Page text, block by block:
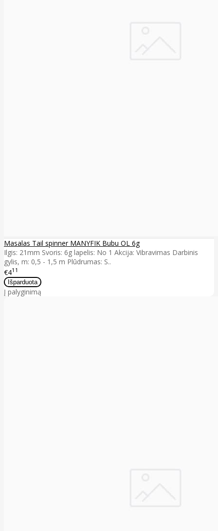
Masalas Tail spinner MANYFIK Bubu OL 6g
Ilgis: 21mm Svoris: 6g lapelis: No 1 Akcija: Vibravimas Darbinis
gylis, m: 0,5 - 1,5 m Plūdrumas: S..
€411
Į palyginimą